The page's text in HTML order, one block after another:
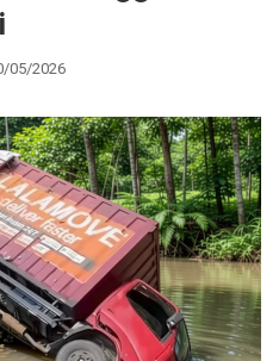
05/2026